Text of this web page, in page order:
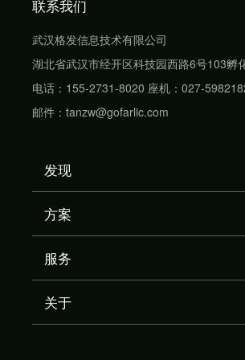
联系我们
武汉格发信息技术有限公司
湖北省武汉市经开区科技园西路6号103孵
电话：155-2731-8020 座机：027-
邮件：tanzw@gofarlic.com
发现
方案
服务
关于